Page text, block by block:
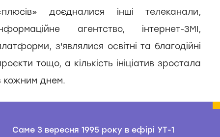
доєдналися інші телеканали,
агентство, інтернет-ЗМІ,
з'являлися освітні та благодійні
тощо, а кількість ініціатив зростала
кожним днем.
Саме 3 вересня 1995 року в ефірі УТ-1